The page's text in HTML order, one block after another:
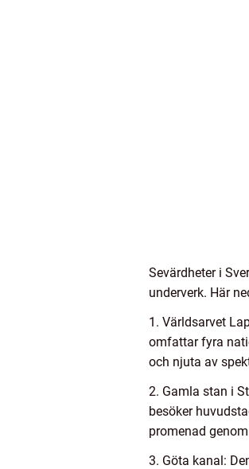
Sevärdheter i
underverk. Här
1. Världsarvet
omfattar fyra
och njuta av
2. Gamla stan i
besöker
promenad
3. Göta kanal: